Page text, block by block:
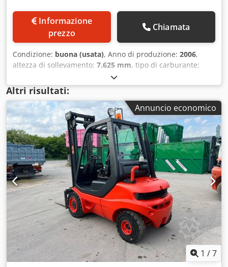
prezzo
Chiamata
Condizione: buona (usata), Anno di produzione: 2006,
altezza di sollevamento: 7.625 mm, tipo di carburante:
, Commissionatore per corsie strette OM – CE
Dedjvxvzpepfx Aqgjck • Altezza di sollevamento: 7.625 mm
• Alimentazione: Elettrica • Portata massima: 1.000 kg
Altri risultati:
Annuncio economico
1 /7